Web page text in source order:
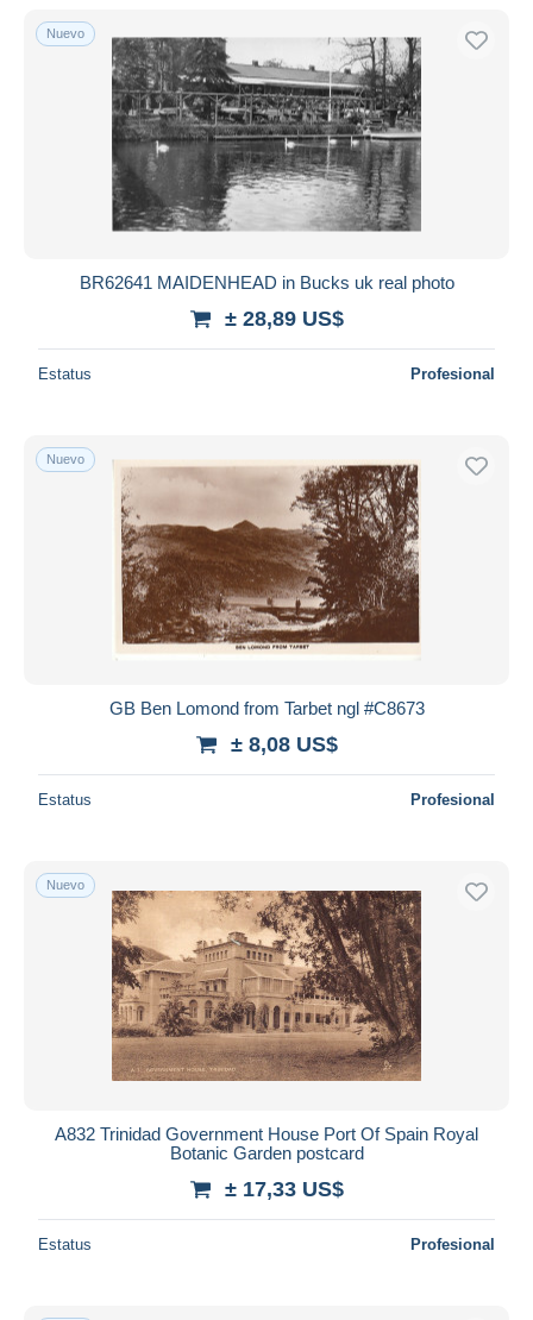
Sólo con descuento
Envío gratis
Métodos de pago
PayPal
Transferencia bancaria
Visa
Mastercard
Deseleccionar todo
Mundo entero
Aplicar
Nuevo
BR62641 MAIDENHEAD in Bucks uk real photo
± 28,89 US$
Estatus Profesional
Nuevo
GB Ben Lomond from Tarbet ngl #C8673
± 8,08 US$
Estatus Profesional
Nuevo
A832 Trinidad Government House Port Of Spain Royal
Botanic Garden postcard
± 17,33 US$
Estatus Profesional